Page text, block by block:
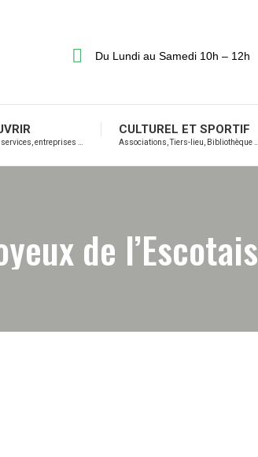
Du Lundi au Samedi 10h – 12h
entreprises …
CULTUREL ET SPORTIF
Associations, Tiers-lieu, Bibliothèque …
de l’Escotais